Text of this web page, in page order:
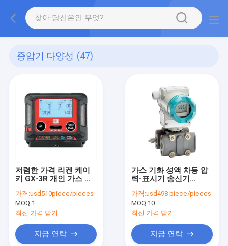
증압기 다양성 (47)
저렴한 가격 리켄 케이
키 GX-3R 개인 가스 탐
가격:usd510piece/pieces
MOQ:1
최신 가격 받기
지금 연락
가스 기화 성액 차등 압
력-표시기 송신기
가격:usd498 piece/pieces
MOQ:10
최신 가격 받기
지금 연락